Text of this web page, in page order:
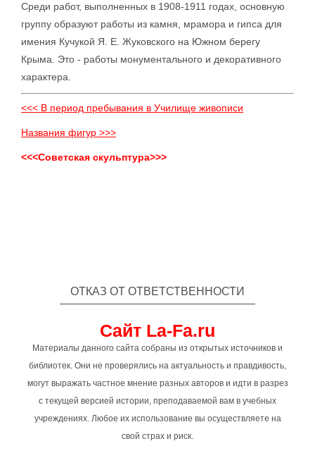
Среди работ, выполненных в 1908-1911 годах, основную
группу образуют работы из камня, мрамора и гипса для
имения Кучукой Я. Е. Жуковского на Южном берегу
Крыма. Это - работы монументального и декоративного
характера.
<<< В период пребывания в Училище живописи
Названия фигур >>>
<<<Советская скульптура>>>
ОТКАЗ ОТ ОТВЕТСТВЕННОСТИ
Сайт La-Fa.ru
Материалы данного сайта собраны из открытых источников и
библиотек. Они не проверялись на актуальность и правдивость,
могут выражать частное мнение разных авторов и идти в разрез
с текущей версией истории, преподаваемой вам в учебных
учреждениях. Любое их использование вы осуществляете на
свой страх и риск.